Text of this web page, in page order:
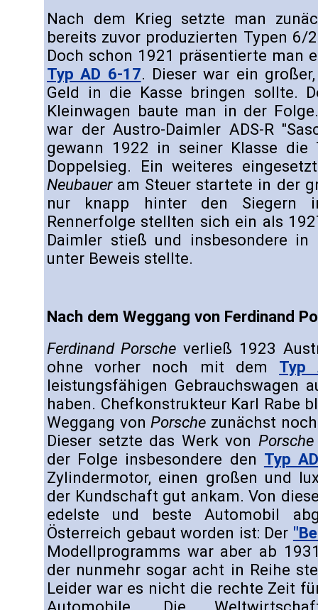
Nach dem Krieg setzte man
bereits zuvor produzierten Typen 6/
Doch schon 1921 präsentierte man
Typ AD 6-17. Dieser war ein
Geld in die Kasse bringen sollte.
Kleinwagen baute man in der
war der Austro-Daimler ADS-R
gewann 1922 in seiner Klasse
Doppelsieg. Ein weiteres
Neubaueram Steuer startete in der
nur knapp hinter den Siegern
Rennerfolge stellten sich ein als
Daimler stieß und insbesondere in
unter Beweis stellte.
Nach dem Weggang von Ferdinand
Ferdinand Porsche verließ 1923
ohne vorher noch mit dem Typ
leistungsfähigen Gebrauchswagen
haben. Chefkonstrukteur Karl Rabe
Weggang vonPorsche zunächst
Dieser setzte das Werk von Porsche
der Folge insbesondere den Typ
Zylindermotor, einen großen und
der Kundschaft gut ankam. Von
edelste und beste Automobil
Österreich gebaut worden ist: Der
Modellprogramms war aber ab
der nunmehr sogar acht in Reihe
Leider war es nicht die rechte Zeit